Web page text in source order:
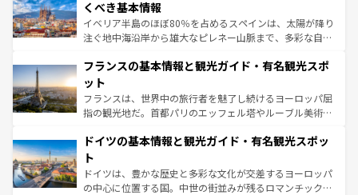
景など、自然景観も見逃せない。観光の合間には、本場の
ピザやパスタなど、絶品のイタリア料理を堪能することも
できる。朝目覚めてから夜眠るまで、すべての瞬間を楽し
なお、新着のイタリア情報はコンテンツ一覧を参照してほ
しい。
くべき基本情報
イベリア半島のほぼ80％を占めるスペインは、太陽が降り
注ぐ地中海沿岸から雄大なピレネー山脈まで、多彩な自然
文化が根付くこの国では、情熱的なフラメンコ、熱気あふ
れる闘牛、そして美味しいタパスが生活の一部となってい
る。首都マドリードの洗練された雰囲気や、バルセロナの
アートに溢れた街角から、地方では古代ローマ遺跡や中世
せる。地方によって風土や気候が異なるスペインはその個
ンテンツ一覧 を参照してほしい。
フランスの基本情報と観光ガイド・有名観光スポ
ット
フランスは、世界中の旅行者を魅了し続けるヨーロッパ屈
指の観光地だ。首都パリのエッフェル塔やルーブル美術館
で、幅広い魅力が詰まっている。華麗な宮殿、歴史的な大
聖堂、美しいビーチ、そして豊かな自然が、訪れる者を心
から魅了する。また、フランスは美食の国としても知ら
れ、フランス料理はユネスコ無形文化遺産にも登録されて
ドイツの基本情報と観光ガイド・有名観光スポッ
ト
ドイツは、豊かな歴史と多彩な文化が交差するヨーロッパ
の中心に位置する国。中世の街並みが残るロマンチック街